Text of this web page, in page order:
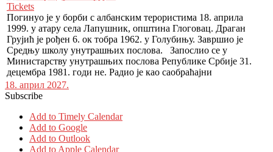
Tickets
Погинуо је у борби с албанским терористима 18. априла
1999. у атару села Лапушник, општина Глоговац. Драган
Грујић је рођен 6. ок тобра 1962. у Голубињу. Завршио је
Средњу школу унутрашњих послова. Запослио се у
Министарству унутрашњих послова Републике Србије 31.
децембра 1981. годи не. Радио је као саобраћајни
18. април 2027.
Subscribe
Add to Timely Calendar
Add to Google
Add to Outlook
Add to Apple Calendar